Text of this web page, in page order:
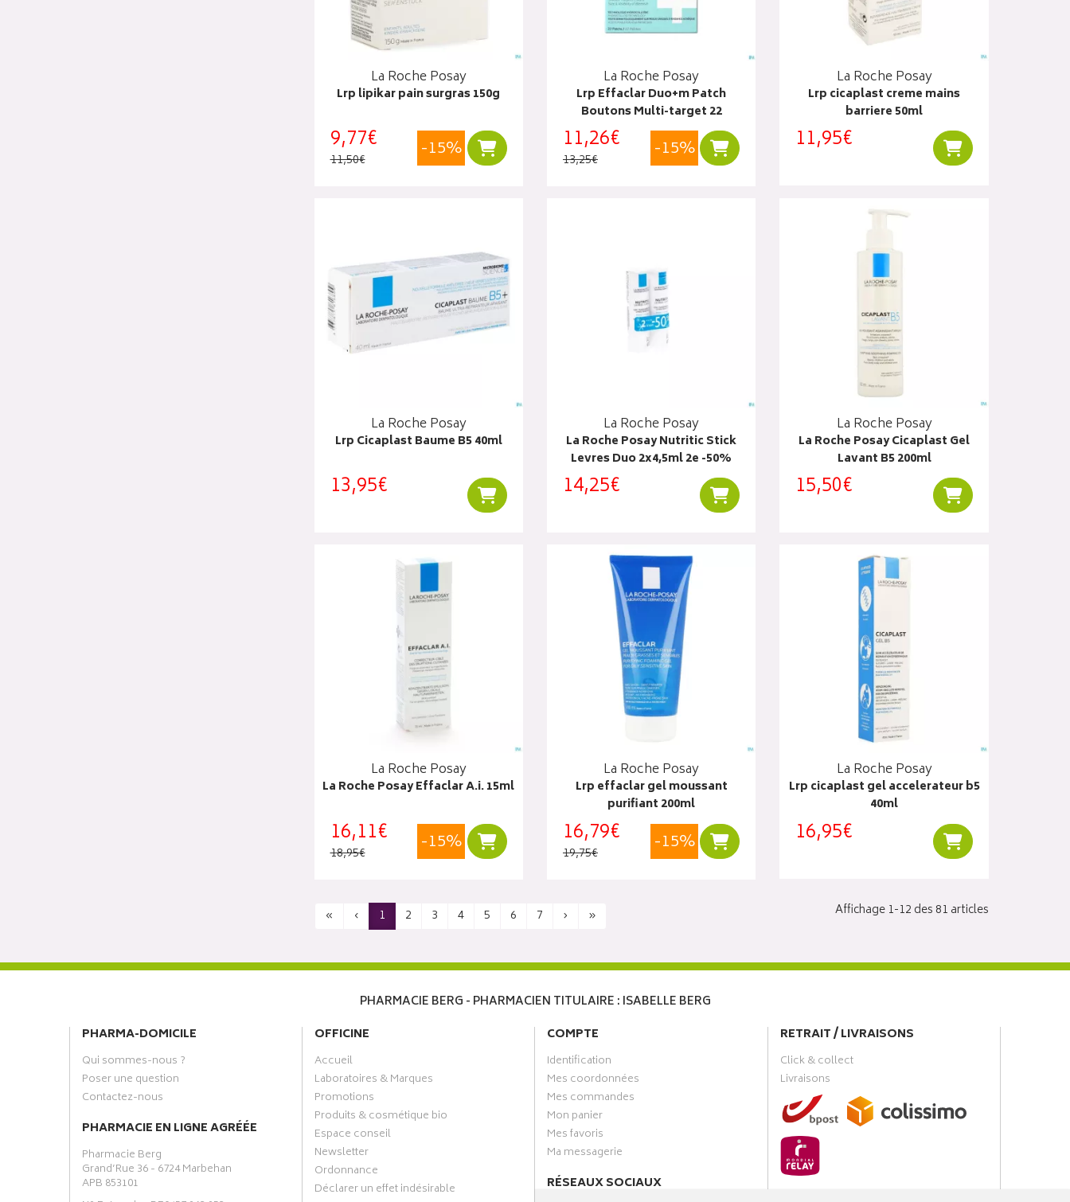
La Roche Posay
Lrp lipikar pain surgras 150g
9,77€
11,50€ -15% Ajouter au panier
La Roche Posay
Lrp Effaclar Duo+m Patch
Boutons Multi-target 22
11,26€
13,25€ -15% Ajouter au panier
La Roche Posay
Lrp cicaplast creme mains
barriere 50ml
11,95€ Ajouter au panier
La Roche Posay
Lrp Cicaplast Baume B5 40ml
13,95€ Ajouter au panier
La Roche Posay
La Roche Posay Nutritic Stick
Levres Duo 2x4,5ml 2e -50%
14,25€ Ajouter au panier
La Roche Posay
La Roche Posay Cicaplast Gel
Lavant B5 200ml
15,50€ Ajouter au panier
La Roche Posay
La Roche Posay Effaclar A.i. 15ml
16,11€
18,95€ -15% Ajouter au panier
La Roche Posay
Lrp effaclar gel moussant
purifiant 200ml
16,79€
19,75€ -15% Ajouter au panier
La Roche Posay
Lrp cicaplast gel accelerateur b5
40ml
16,95€ Ajouter au panier
« ‹ 1 2 3 4 5 6 7 › » Affichage 1-12 des 81 articles
PHARMACIE BERG - PHARMACIEN TITULAIRE : ISABELLE BERG
PHARMA-DOMICILE
Qui sommes-nous ?
Poser une question
Contactez-nous
PHARMACIE EN LIGNE AGRÉÉE
Pharmacie Berg
Grand’Rue 36 - 6724 Marbehan
APB 853101
OFFICINE
Accueil
Laboratoires & Marques
Promotions
Produits & cosmétique bio
Espace conseil
Newsletter
Ordonnance
Déclarer un effet indésirable
COMPTE
Identification
Mes coordonnées
Mes commandes
Mon panier
Mes favoris
Ma messagerie
RÉSEAUX SOCIAUX
RETRAIT / LIVRAISONS
Click & collect
Livraisons